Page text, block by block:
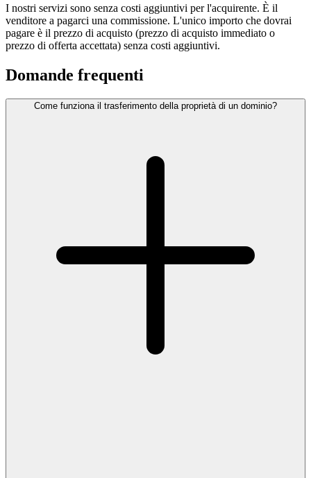
I nostri servizi sono senza costi aggiuntivi per l'acquirente. È il
venditore a pagarci una commissione. L'unico importo che dovrai
pagare è il prezzo di acquisto (prezzo di acquisto immediato o
prezzo di offerta accettata) senza costi aggiuntivi.
Domande frequenti
Come funziona il trasferimento della proprietà di un dominio?